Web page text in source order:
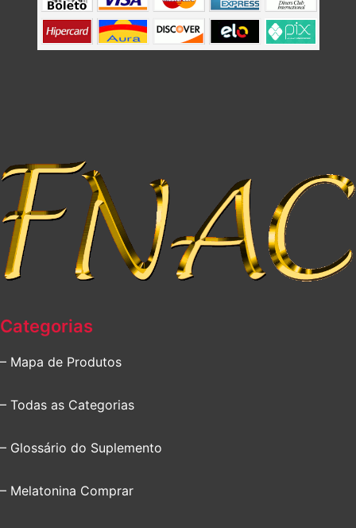
Categorias
– Mapa de Produtos
– Todas as Categorias
– Glossário do Suplemento
– Melatonina Comprar